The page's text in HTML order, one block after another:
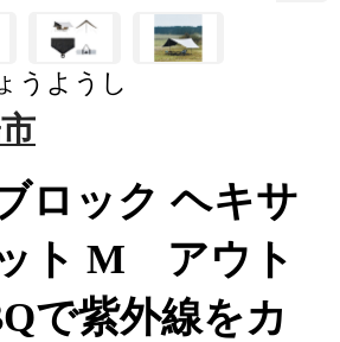
うようし
ロック ヘキサ
ト M アウト
で紫外線をカ